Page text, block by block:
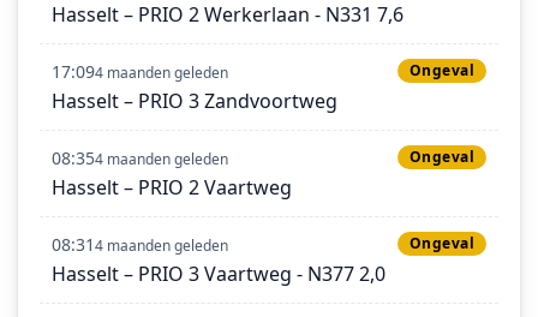
Hasselt – PRIO 2 Werkerlaan - N331 7,6
17:094 maanden geleden Ongeval
Hasselt – PRIO 3 Zandvoortweg
08:354 maanden geleden Ongeval
Hasselt – PRIO 2 Vaartweg
08:314 maanden geleden Ongeval
Hasselt – PRIO 3 Vaartweg - N377 2,0